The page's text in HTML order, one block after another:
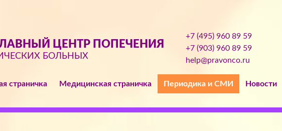
ЦЕНТР ПОПЕЧЕНИЯ
БОЛЬНЫХ
+7 (495) 960 89 59
+7 (903) 960 89 59
help@pravonco.ru
страничка Медицинская страничка Периодика и СМИ Новости